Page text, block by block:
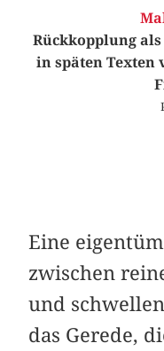
Rückkopplung
in späten Texten
Eine
zwischen
und
das Gerede,